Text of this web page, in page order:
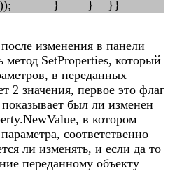
} } }}
изменения в панели
метод SetProperties, который
в переданных
2 значения, первое это флаг
был ли изменен
в котором
соответственно
ли изменять, и если да то
переданному объекту